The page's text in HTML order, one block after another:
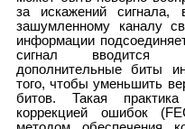
за искажений сигнала,
зашумленному каналу
информации
сигнал вводится
дополнительные биты
того, чтобы уменьшить
битов. Такая практика
коррекцией ошибок